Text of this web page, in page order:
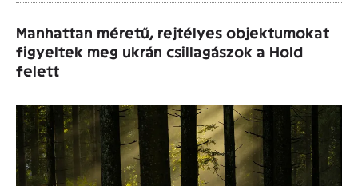
Manhattan méretű, rejtélyes objektumokat
figyeltek meg ukrán csillagászok a Hold
felett